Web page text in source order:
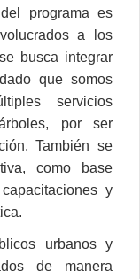
programa es
a los
busca integrar
que somos
servicios
por ser
También se
como base
y
urbanos y
de manera